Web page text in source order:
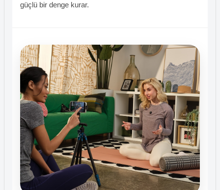
güçlü bir denge kurar.